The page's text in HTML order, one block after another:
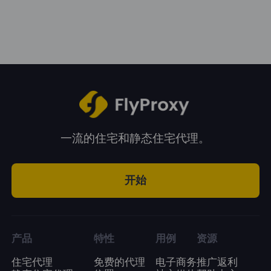
一流的住宅和静态住宅代理。
开始
产品
住宅代理
特性
免费的代理
用例
电子商务
资源
推广返利